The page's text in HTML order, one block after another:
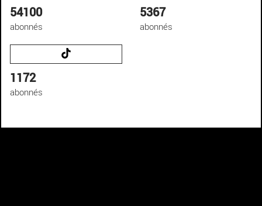
54100
abonnés
5367
abonnés
1172
abonnés